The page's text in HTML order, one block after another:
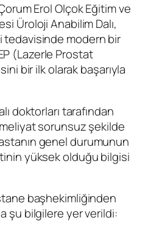
Erol Olçok Eğitim ve
Üroloji Anabilim Dalı,
modern bir
(Lazerle Prostat
bir ilk olarak başarıyla
doktorları tarafından
sorunsuz şekilde
genel durumunun
yüksek olduğu bilgisi
başhekimliğinden
şu bilgilere yer verildi: